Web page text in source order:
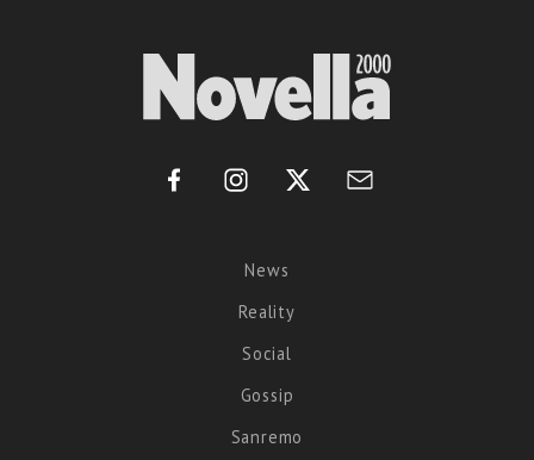
News
Reality
Social
Gossip
Sanremo